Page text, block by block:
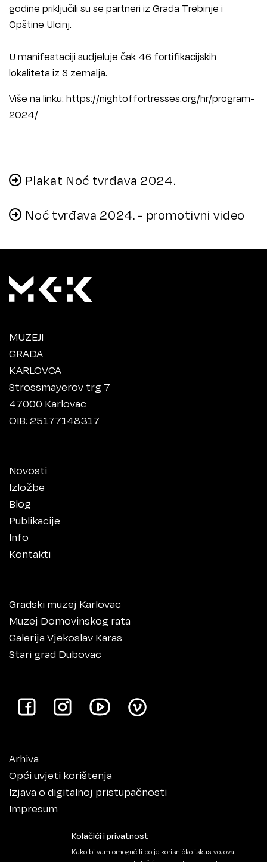
godine priključili su se partneri iz Grada Trebinje i
Opštine Ulcinj.
U manifestaciji sudjeluje čak 46 fortifikacijskih
lokaliteta iz 8 zemalja.
Više na linku: https://nightoffortresses.org/hr/program-
2024/
Plakat Noć tvrđava 2024.
Noć tvrđava 2024. - promotivni video
MUZEJI
GRADA
KARLOVCA
Strossmayerov trg 7
47000 Karlovac
OIB: 25177148317
Novosti
Izložbe
Blog
Publikacije
Info
Kontakti
Gradski muzej Karlovac
Muzej Domovinskog rata
Galerija Vjekoslav Karas
Stari grad Dubovac
Arhiva
Opći uvjeti korištenja
Izjava o digitalnoj pristupačnosti
Impresum
Kolačići i privatnost
Kako bi vam omogućili bolje korisničko iskustvo, ova